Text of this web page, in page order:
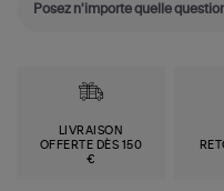
LIVRAISON
OFFERTE DÈS 150
€